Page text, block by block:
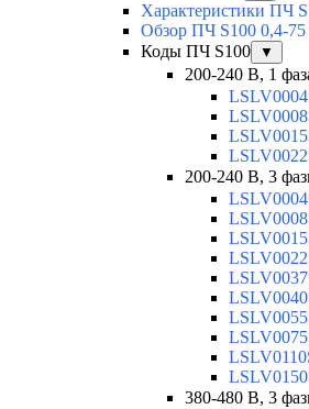
Характеристики ПЧ
Обзор ПЧ S100 0,4-
Коды ПЧ S100
▼
200-240 В, 1
200-240 В, 3
380-480 В, 3